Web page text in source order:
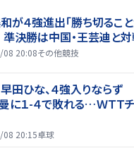
が４強進出「勝ち切るこ
決勝は中国・王芸迪と
20:08その他競技
早田ひな、４強入りなら
に１-４で敗れる…ＷＴＴ
20:15卓球